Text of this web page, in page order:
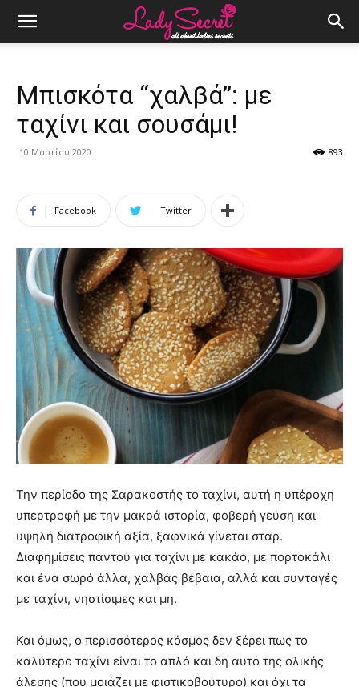
Μπισκότα “χαλβά”: με
ταχίνι και σουσάμι!
10 Μαρτίου 2020 893
Facebook Twitter
Την περίοδο της Σαρακοστής το ταχίνι, αυτή η υπέροχη
υπερτροφή με την μακρά ιστορία, φοβερή γεύση και
υψηλή διατροφική αξία, ξαφνικά γίνεται σταρ.
Διαφημίσεις παντού για ταχίνι με κακάο, με πορτοκάλι
και ένα σωρό άλλα, χαλβάς βέβαια, αλλά και συνταγές
με ταχίνι, νηστίσιμες και μη.
Και όμως, ο περισσότερος κόσμος δεν ξέρει πως το
καλύτερο ταχίνι είναι το απλό και δη αυτό της ολικής
άλεσης (που μοιάζει με φιστικοβούτυρο) και όχι τα